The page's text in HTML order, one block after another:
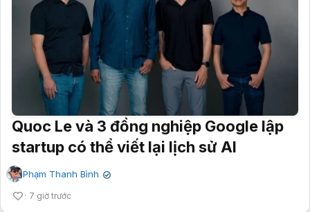
Quoc Le và 3 đồng nghiệp Google lập
startup có thể viết lại lịch sử AI
Phạm Thanh Bình ✔
7 giờ trước